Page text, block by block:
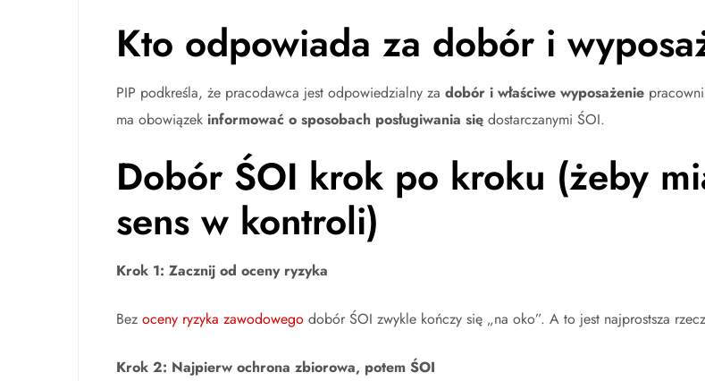
Kto odpowiada za dobór i
PIP podkreśla, że pracodawca jest odpowiedzialny za dobór i właściwe wyposażenie
ma obowiązek informować o sposobach posługiwania się dostarczanymi ŚOI.
Dobór ŚOI krok po kroku (żeby
sens w kontroli)
Krok 1: Zacznij od oceny ryzyka
Bez oceny ryzyka zawodowego dobór ŚOI zwykle kończy się „na oko”. A to jest najprostsza
Krok 2: Najpierw ochrona zbiorowa, potem ŚOI